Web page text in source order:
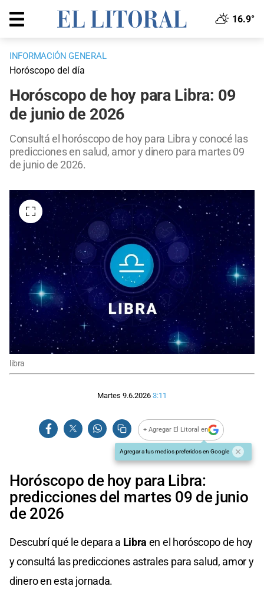
16.9°
INFORMACIÓN GENERAL
Horóscopo del día
Horóscopo de hoy para Libra: 09
de junio de 2026
Consultá el horóscopo de hoy para Libra y conocé las
predicciones en salud, amor y dinero para martes 09
de junio de 2026.
libra
Martes 9.6.2026 3:11
+ Agregar El Litoral en
Agregar a tus medios preferidos en Google
Horóscopo de hoy para Libra:
predicciones del martes 09 de junio
de 2026
Descubrí qué le depara a Libra en el horóscopo de hoy
y consultá las predicciones astrales para salud, amor y
dinero en esta jornada.